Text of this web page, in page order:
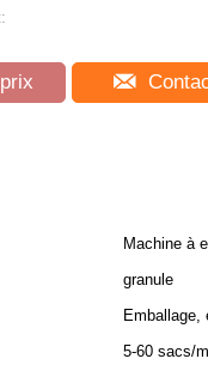
Machine à
granule
Emballage,
5-60 sacs/